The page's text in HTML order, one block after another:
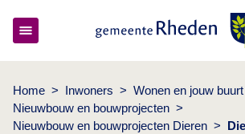
Home > Inwoners > Wonen en jouw buurt
Nieuwbouw en bouwprojecten >
Nieuwbouw en bouwprojecten Dieren >